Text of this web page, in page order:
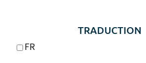
TRADUCTION
FR